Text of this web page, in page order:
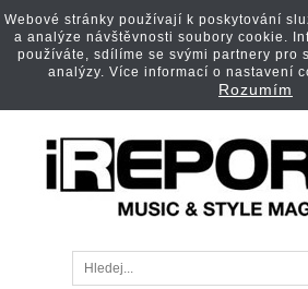
Webové stránky používají k poskytování
a analýze návštěvnosti soubory cookie.
používáte, sdílíme se svými partnery pro
analýzy. Více informací o nastavení
Rozumím